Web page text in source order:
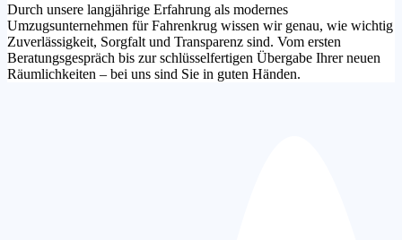
Durch unsere langjährige Erfahrung als modernes
Umzugsunternehmen für Fahrenkrug wissen wir genau, wie wichtig
Zuverlässigkeit, Sorgfalt und Transparenz sind. Vom ersten
Beratungsgespräch bis zur schlüsselfertigen Übergabe Ihrer neuen
Räumlichkeiten – bei uns sind Sie in guten Händen.